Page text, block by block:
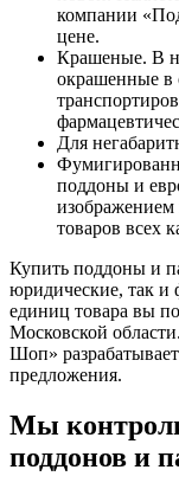
компании
цене.
Крашеные. В
окрашенные в
Для
поддоны и
изображением
товаров всех
Купить поддоны и
юридические, так и
единиц товара вы
Московской
Шоп»
предложения.
Мы
поддонов и